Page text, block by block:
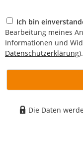
Ich bin
Bearbeitung meines
Informationen und
Datenschutzerklärung
Die Daten